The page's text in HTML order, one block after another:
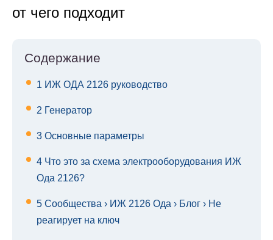
от чего подходит
Содержание
1 ИЖ ОДА 2126 руководство
2 Генератор
3 Основные параметры
4 Что это за схема электрооборудования ИЖ
Ода 2126?
5 Сообщества › ИЖ 2126 Ода › Блог › Не
реагирует на ключ